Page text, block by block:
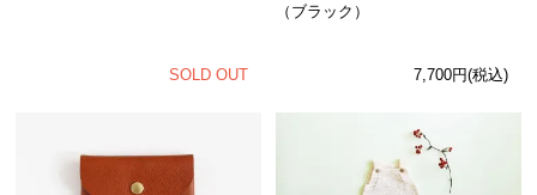
SOLD OUT
（ブラック）
7,700円(税込)